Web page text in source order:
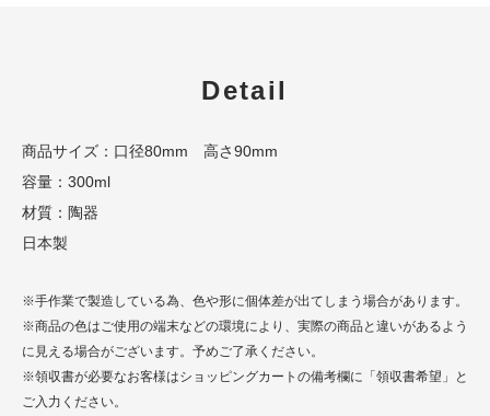
Detail
商品サイズ：口径80mm 高さ90mm
容量：300ml
材質：陶器
日本製
※手作業で製造している為、色や形に個体差が出てしまう場合があります。
※商品の色はご使用の端末などの環境により、実際の商品と違いがあるよう
に見える場合がございます。予めご了承ください。
※領収書が必要なお客様はショッピングカートの備考欄に「領収書希望」と
ご入力ください。